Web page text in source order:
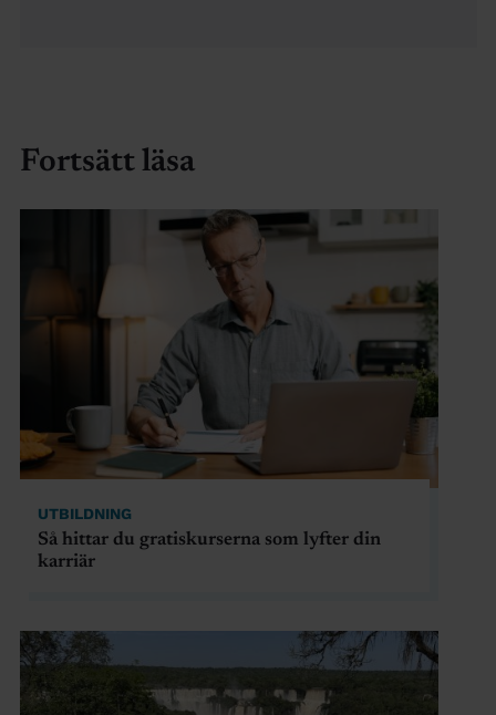
Fortsätt läsa
UTBILDNING
Så hittar du gratiskurserna som lyfter din
karriär